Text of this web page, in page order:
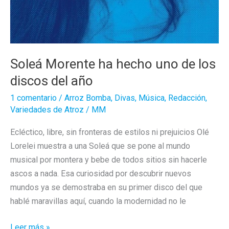
Soleá Morente ha hecho uno de los
discos del año
1 comentario / Arroz Bomba, Divas, Música, Redacción,
Variedades de Atroz / MM
Ecléctico, libre, sin fronteras de estilos ni prejuicios Olé
Lorelei muestra a una Soleá que se pone al mundo
musical por montera y bebe de todos sitios sin hacerle
ascos a nada. Esa curiosidad por descubrir nuevos
mundos ya se demostraba en su primer disco del que
hablé maravillas aquí, cuando la modernidad no le
Soleá